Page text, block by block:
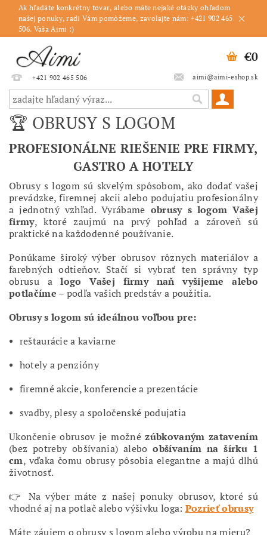
Ak hľadáte konkrétny tovar, alebo máte nejaké otázky ohľadom
našej ponuky, radi Vám pomôžeme, zavolajte nám: +421 902 465
506. Vaša Aimi :)
+421 902 465 506 aimi@aimi-eshop.sk
€0
🏆 OBRUSY S LOGOM
PROFESIONÁLNE RIEŠENIE PRE FIRMY,
GASTRO A HOTELY
Obrusy s logom sú skvelým spôsobom, ako dodať vašej
prevádzke, firemnej akcii alebo podujatiu profesionálny
a jednotný vzhľad. Vyrábame obrusy s logom Vašej
firmy, ktoré zaujmú na prvý pohľad a zároveň sú
praktické na každodenné používanie.
Ponúkame široký výber obrusov rôznych materiálov a
farebných odtieňov. Stačí si vybrať ten správny typ
obrusu alogo Vašej firmy naň vyšijeme alebo
potlačíme – podľa vašich predstáv a použitia.
Obrusy s logom sú ideálnou voľbou pre:
reštaurácie a kaviarne
hotely a penzióny
firemné akcie, konferencie a prezentácie
svadby, plesy a spoločenské podujatia
Ukončenie obrusov je možnézúbkovaným zatavením
(bez potreby obšívania) aleboobšívaním na šírku 1
cm, vďaka čomu obrusy pôsobia elegantne a majú dlhú
životnosť.
👉 Na výber máte z našej ponuky obrusov, ktoré sú
vhodné aj na potlač alebo výšivku loga: Pozrieť obrusy
Máte záujem o obrusy s logom alebo výrobu na mieru?